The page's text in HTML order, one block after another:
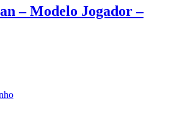
– Modelo Jogador –